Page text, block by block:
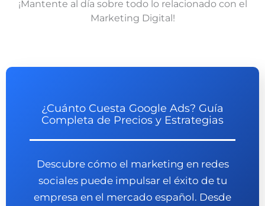
¡Mantente al día sobre todo lo relacionado con el
Marketing Digital!
¿Cuánto Cuesta Google Ads? Guía
Completa de Precios y Estrategias
Descubre cómo el marketing en redes
sociales puede impulsar el éxito de tu
empresa en el mercado español. Desde